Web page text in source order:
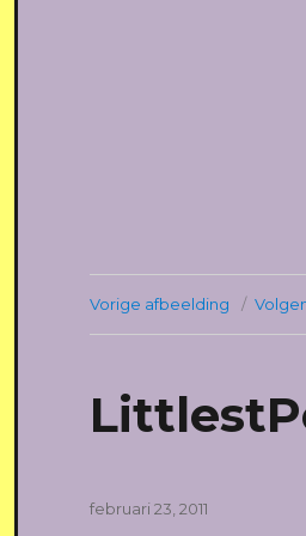
Vorige afbeelding
Geplaatst
februari 23, 2011